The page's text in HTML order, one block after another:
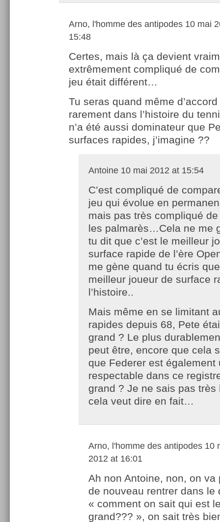
Arno, l'homme des antipodes 10 mai
15:48
Certes, mais là ça devient
extrêmement compliqué de
jeu était différent…
Tu seras quand même
rarement dans l’histoire du
n’a été aussi dominateur que
surfaces rapides, j’imagine ??
Antoine 10 mai 2012 at 15:54
C’est compliqué de
jeu qui évolue en
mais pas très compliqué
les palmarès…Cela ne me
tu dit que c’est le meilleur
surface rapide de l’ère
me gène quand tu écris
meilleur joueur de surface
l’histoire..
Mais même en se limitant
rapides depuis 68, Pete
grand ? Le plus
peut être, encore que cela
que Federer est également
respectable dans ce
grand ? Je ne sais pas très
cela veut dire en fait…
Arno, l'homme des antipodes 10
2012 at 16:01
Ah non Antoine, non, on va
de nouveau rentrer dans le
« comment on sait qui est
grand??? », on sait très